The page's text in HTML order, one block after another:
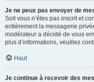
Je ne peux pas envoyer de
Soit vous n’êtes pas inscrit et
entièrement la messagerie
modérateur a décidé de vous
plus d’informations, veuillez
Haut
Je continue à recevoir des